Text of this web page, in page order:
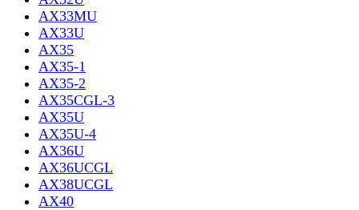
AX33MU
AX33U
AX35
AX35-1
AX35-2
AX35CGL-3
AX35U
AX35U-4
AX36U
AX36UCGL
AX38UCGL
AX40